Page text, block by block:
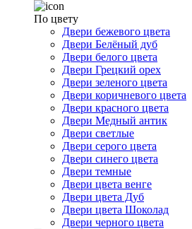
По цвету
Двери бежевого цвета
Двери Белёный дуб
Двери белого цвета
Двери Грецкий орех
Двери зеленого цвета
Двери коричневого цвета
Двери красного цвета
Двери Медный антик
Двери светлые
Двери серого цвета
Двери синего цвета
Двери темные
Двери цвета венге
Двери цвета Дуб
Двери цвета Шоколад
Двери черного цвета